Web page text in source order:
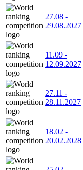
27.08 -
29.08.2027
11.09 -
12.09.2027
27.11 -
28.11.2027
18.02 -
20.02.2028